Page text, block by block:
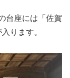
台座には「佐賀
ります。